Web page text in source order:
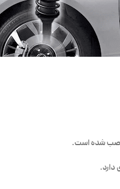
شده است.